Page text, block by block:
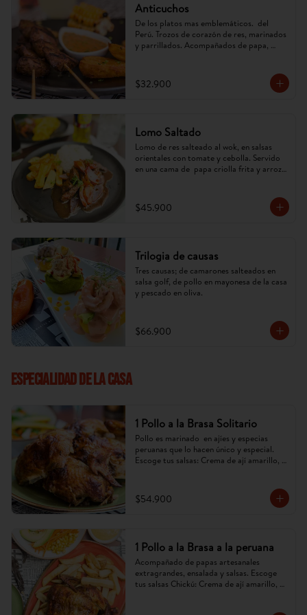
Anticuchos
De los platos mas emblemáticos.  del
Perú. Trozos de corazón de res, marinados
y parrillados. Acompañados de papa,
$32.900
Lomo Saltado
Lomo de res salteado al wok, en salsas
orientales con tomate y cebolla. Servido
en una cama de  papa criolla frita y arroz.
$45.900
Trilogia de causas
Tres causas; de camarones salteados en
salsa golf, de pollo en mayonesa de la casa
y pescado en oliva.
$66.900
ESPECIALIDAD DE LA CASA
1 Pollo a la Brasa Solitario
Pollo es marinado  en ajíes y especias
peruanas que lo hacen único y especial.
Escoge tus salsas: Crema de ají amarillo,
$54.900
1 Pollo a la Brasa a la peruana
Acompañado de papas artesanales
extragrandes, ensalada y salsas. Escoge
tus salsas Chickú: Crema de ají amarillo,